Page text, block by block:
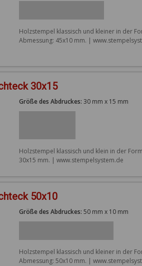
Holzstempel klassisch und kleiner in der
Abmessung: 45x10 mm. |
30x15
Größe des Abdruckes: 30 mm x 15 mm
Holzstempel klassisch und klein in der
30x15 mm. | www.stempelsystem.de
50x10
Größe des Abdruckes: 50 mm x 10 mm
Holzstempel klassisch und kleiner in der
Abmessung: 50x10 mm. |